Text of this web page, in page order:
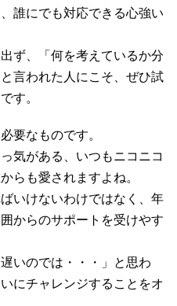
誰にでも対応できる心強い
ず、「何を考えているか分
言われた人にこそ、ぜひ試
す。
要なものです。
気がある、いつもニコニコ
らも愛されますよね。
いけないわけではなく、年
からのサポートを受けやす
いのでは・・・」と思わ
にチャレンジすることをオ